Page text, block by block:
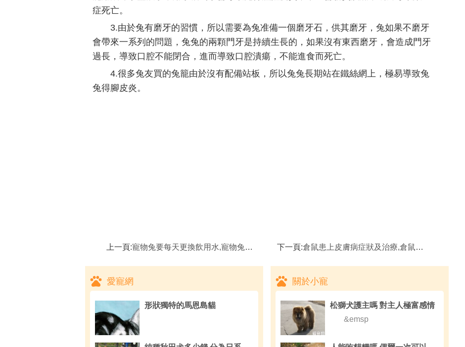
症死亡。
3.由於兔有磨牙的習慣，所以需要為兔准備一個磨牙石，供其磨牙，兔如果不磨牙
會帶來一系列的問題，兔兔的兩顆門牙是持續生長的，如果沒有東西磨牙，會造成門牙
過長，導致口腔不能閉合，進而導致口腔潰瘍，不能進食而死亡。
4.很多兔友買的兔籠由於沒有配備站板，所以兔兔長期站在鐵絲網上，極易導致兔
兔得腳皮炎。
上一頁:寵物兔要每天更換飲用水,寵物兔亂啃東西是在磨牙嗎 下一頁:倉鼠患上皮膚病症狀及治療,倉鼠不能吃什麼
愛寵網
形狀獨特的馬恩島貓
關於小寵
松獅犬護主嗎 對主人極富感情
&emsp